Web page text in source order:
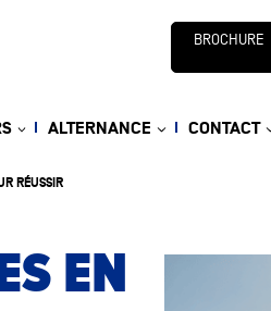
RÉUSSIR
EN
BROCHURE
ALTERNANCE CONTACT